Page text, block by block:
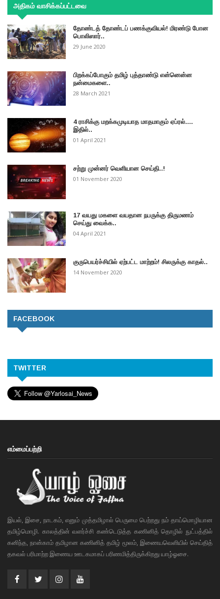
அதிகம் வாசிக்கப்பட்டவை
தோண்டத் தோண்டப் பணக்குவியல்! மிரண்டு போன
பொலிஸார்..
29 June 2020
பிறக்கப்போகும் தமிழ் புத்தாண்டு என்னென்ன
நன்மைகளை..
28 March 2021
4 ராசிக்கு மறக்கமுடியாத மாதமாகும் ஏப்ரல்....
இதில்..
01 April 2021
சற்று முன்னர் வெளியான செய்தி..!
01 November 2020
17 வயது மகளை வயதான நபருக்கு திருமணம்
செய்து வைக்க..
04 April 2021
குருபெயர்ச்சியில் ஏற்பட்ட மாற்றம்! சிலருக்கு காதல்..
14 November 2020
FACEBOOK
TWITTER
எம்மைப்பற்றி
இயல், இசை, நாடகம், எனும் முத்தமிழால் பெருமை பெற்றது நம் தாய்மொழியான
தமிழ்மொழி. காலத்தின் வளர்ச்சி கண்டெடுத்த கணினித் தொழில் நுட்பத்தில்
கனிந்த, நான்காம் தமிழான கணினித் தமிழ் மூலம், இணையவெளியில் செய்தித்
தகவல் பரிமாற்ற இணைய ஊடகமாகப் பரிணமித்திருக்கிறது யாழ்ஓசை.